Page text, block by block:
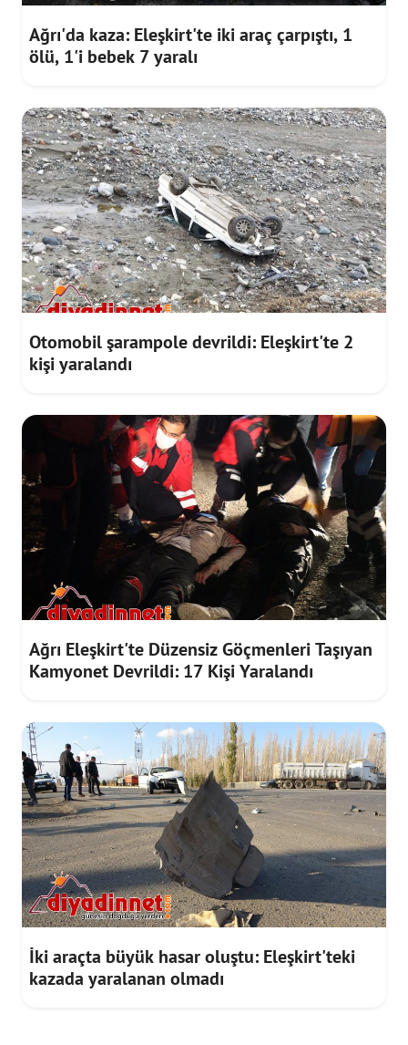
Ağrı'da kaza: Eleşkirt'te iki araç çarpıştı, 1
ölü, 1'i bebek 7 yaralı
Otomobil şarampole devrildi: Eleşkirt'te 2
kişi yaralandı
Ağrı Eleşkirt'te Düzensiz Göçmenleri Taşıyan
Kamyonet Devrildi: 17 Kişi Yaralandı
İki araçta büyük hasar oluştu: Eleşkirt'teki
kazada yaralanan olmadı